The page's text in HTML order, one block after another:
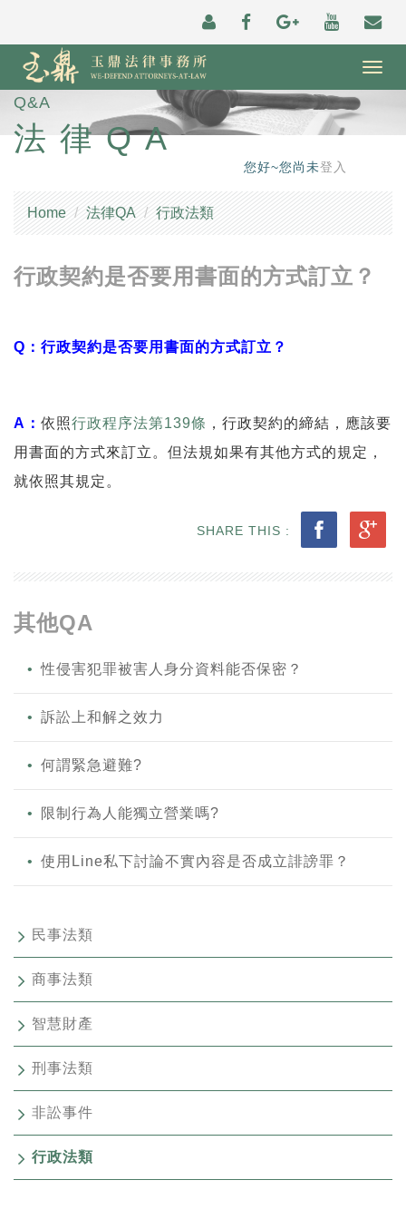
Q&A
法律QA
您好~您尚未登入
Home 法律QA 行政法類
行政契約是否要用書面的方式訂立？
Q：行政契約是否要用書面的方式訂立？
A： 依照行政程序法第139條 ，行政契約的締結，應該要
用書面的方式來訂立。但法規如果有其他方式的規定，
就依照其規定。
SHARE THIS :
其他QA
性侵害犯罪被害人身分資料能否保密？
訴訟上和解之效力
何謂緊急避難?
限制行為人能獨立營業嗎?
使用Line私下討論不實內容是否成立誹謗罪？
民事法類
商事法類
智慧財產
刑事法類
非訟事件
行政法類